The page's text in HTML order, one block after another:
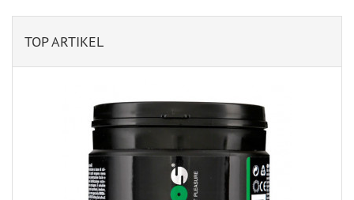
TOP ARTIKEL